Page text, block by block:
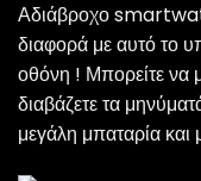
βαθμολογία
πελάτη
Αδιάβροχο
διαφορά με αυτό
οθόνη ! Μπορείτε να
διαβάζετε τα
μεγάλη μπαταρία και